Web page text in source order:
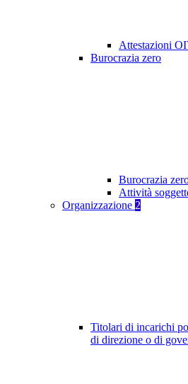
Attestazioni
Burocrazia zero
Burocrazia
Attività
Organizzazione 2
Titolari di incarichi
di direzione o di